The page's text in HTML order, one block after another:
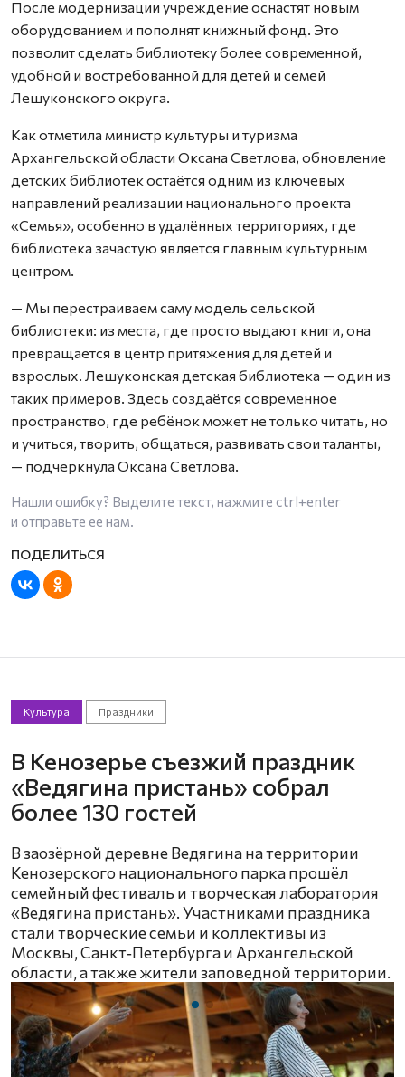
После модернизации учреждение оснастят новым
оборудованием и пополнят книжный фонд. Это
позволит сделать библиотеку более современной,
удобной и востребованной для детей и семей
Лешуконского округа.
Как отметила министр культуры и туризма
Архангельской области Оксана Светлова, обновление
детских библиотек остаётся одним из ключевых
направлений реализации национального проекта
«Семья», особенно в удалённых территориях, где
библиотека зачастую является главным культурным
центром.
— Мы перестраиваем саму модель сельской
библиотеки: из места, где просто выдают книги, она
превращается в центр притяжения для детей и
взрослых. Лешуконская детская библиотека — один из
таких примеров. Здесь создаётся современное
пространство, где ребёнок может не только читать, но
и учиться, творить, общаться, развивать свои таланты,
— подчеркнула Оксана Светлова.
Нашли ошибку? Выделите текст, нажмите ctrl+enter
и отправьте ее нам.
Культура Праздники
В Кенозерье съезжий праздник
«Ведягина пристань» собрал
более 130 гостей
В заозёрной деревне Ведягина на территории
Кенозерского национального парка прошёл
семейный фестиваль и творческая лаборатория
«Ведягина пристань». Участниками праздника
стали творческие семьи и коллективы из
Москвы, Санкт‑Петербурга и Архангельской
области, а также жители заповедной территории.